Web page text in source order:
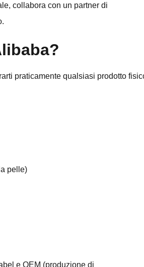
collabora con un partner di
praticamente qualsiasi prodotto
pelle)
e OEM (produzione di